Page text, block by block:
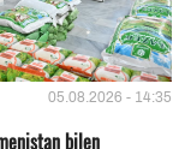
05.08.2026 - 14:35
bilen